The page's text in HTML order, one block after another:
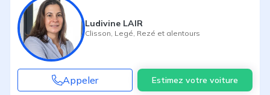
Ludivine LAIR
Clisson Legé Rezé et alentours
Appeler Estimez votre voiture